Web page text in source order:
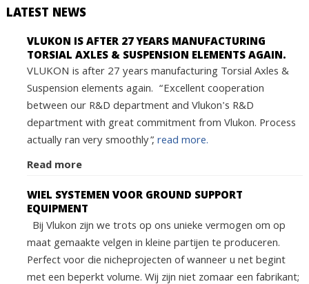
LATEST NEWS
VLUKON IS AFTER 27 YEARS MANUFACTURING
TORSIAL AXLES & SUSPENSION ELEMENTS AGAIN.
VLUKON is after 27 years manufacturing Torsial Axles &
Suspension elements again. “Excellent cooperation
between our R&D department and Vlukon's R&D
department with great commitment from Vlukon. Process
actually ran very smoothly”,read more.
Read more
WIEL SYSTEMEN VOOR GROUND SUPPORT
EQUIPMENT
Bij Vlukon zijn we trots op ons unieke vermogen om op
maat gemaakte velgen in kleine partijen te produceren.
Perfect voor die nicheprojecten of wanneer u net begint
met een beperkt volume. Wij zijn niet zomaar een fabrikant;